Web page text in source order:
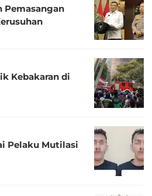
Pemasangan
Kebakaran di
Pelaku Mutilasi